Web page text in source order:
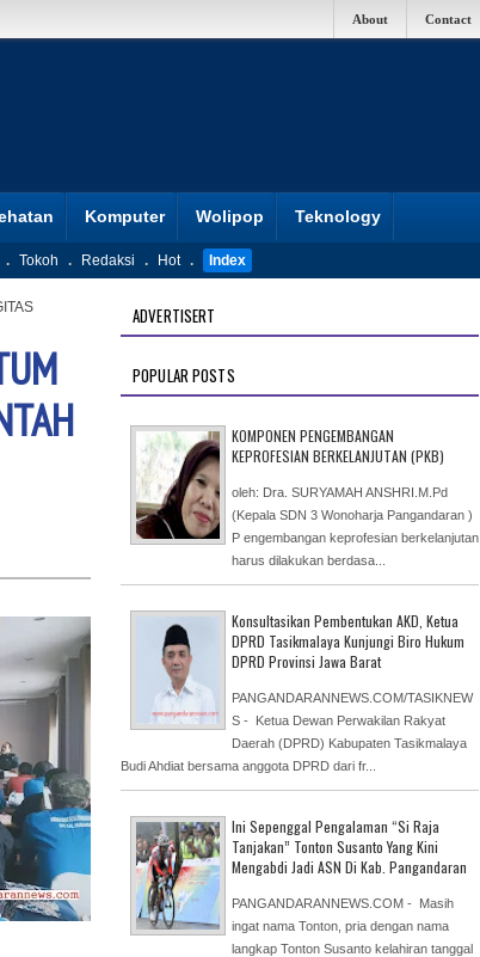
About Contact
Komputer Wolipop Teknology
. Tokoh . Redaksi . Hot . Index
ADVERTISERT
POPULAR POSTS
KOMPONEN PENGEMBANGAN
KEPROFESIAN BERKELANJUTAN (PKB)
oleh: Dra. SURYAMAH ANSHRI.M.Pd
(Kepala SDN 3 Wonoharja Pangandaran )
P engembangan keprofesian berkelanjutan
harus dilakukan berdasa...
Konsultasikan Pembentukan AKD, Ketua
DPRD Tasikmalaya Kunjungi Biro Hukum
DPRD Provinsi Jawa Barat
PANGANDARANNEWS.COM/TASIKNEW
S - Ketua Dewan Perwakilan Rakyat
Daerah (DPRD) Kabupaten Tasikmalaya
Budi Ahdiat bersama anggota DPRD dari fr...
Ini Sepenggal Pengalaman “Si Raja
Tanjakan” Tonton Susanto Yang Kini
Mengabdi Jadi ASN Di Kab. Pangandaran
PANGANDARANNEWS.COM - Masih
ingat nama Tonton, pria dengan nama
langkap Tonton Susanto kelahiran tanggal